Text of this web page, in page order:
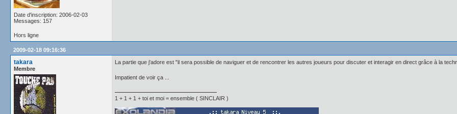
Date d'inscription: 2006-02-03
Messages: 157
Hors ligne
2009-02-18 09:16:36
takara
Membre
La partie que j'adore est "il sera possible de naviguer et de rencontrer les autres joueurs pour discuter et interagir en direct grâce à la
Impatient de voir ça ...
1 + 1 + 1 + toi et moi = ensemble ( SINCLAIR )